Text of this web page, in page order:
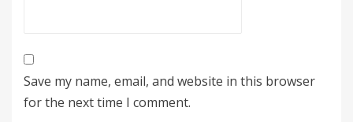
Save my name, email, and website in this browser
for the next time I comment.